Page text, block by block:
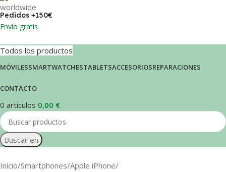
Pedidos +150€
Envío gratis
Todos los productos
MÓVILESSMARTWATCHESTABLETSACCESORIOSREPARACIONES
CONTACTO
0 artículos 0,00 €
Buscar en
Inicio Smartphones Apple iPhone